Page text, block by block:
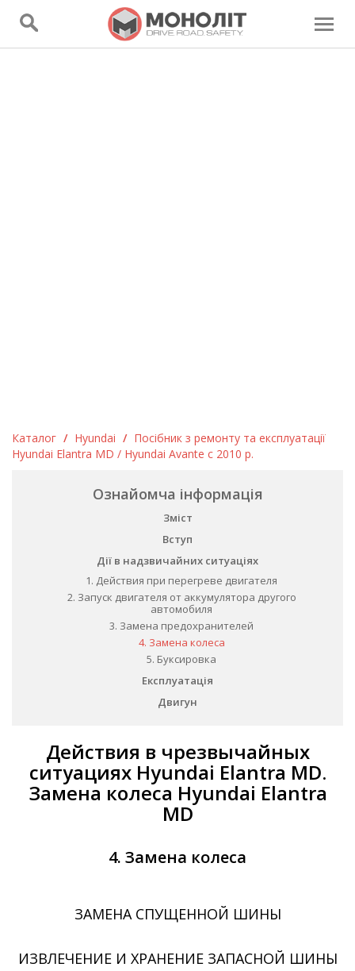
Каталог / Hyundai / Посібник з ремонту та експлуатації
Hyundai Elantra MD / Hyundai Avante c 2010 р.
Ознайомча інформація
Зміст
Вступ
Дії в надзвичайних ситуаціях
1. Действия при перегреве двигателя
2. Запуск двигателя от аккумулятора другого
aвтомобиля
3. Замена предохранителей
4. Замена колеса
5. Буксировка
Експлуатація
Двигун
Действия в чрезвычайных
ситуациях Hyundai Elantra MD.
Замена колеса Hyundai Elantra
MD
4. Замена колеса
ЗАМЕНА СПУЩЕННОЙ ШИНЫ
ИЗВЛЕЧЕНИЕ И ХРАНЕНИЕ ЗАПАСНОЙ ШИНЫ